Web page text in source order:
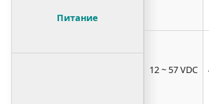
Питание
12 ~ 57 VDC